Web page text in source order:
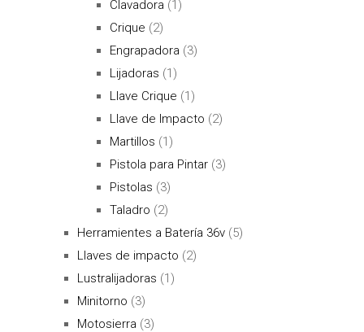
Clavadora (1)
Crique (2)
Engrapadora (3)
Lijadoras (1)
Llave Crique (1)
Llave de Impacto (2)
Martillos (1)
Pistola para Pintar (3)
Pistolas (3)
Taladro (2)
Herramientes a Batería 36v (5)
Llaves de impacto (2)
Lustralijadoras (1)
Minitorno (3)
Motosierra (3)